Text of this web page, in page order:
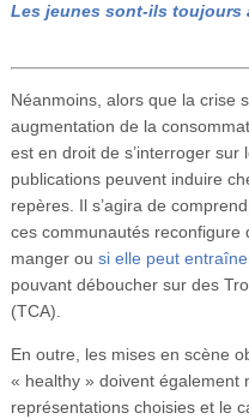
Les jeunes sont-ils toujours
Néanmoins, alors que la crise
augmentation de la
est en droit de s’interroger
publications peuvent induire
repères. Il s’agira de
ces communautés reconfigure
manger ou si elle peut
pouvant déboucher sur des
(TCA).
En outre, les mises en scène
« healthy » doivent également
représentations choisies et le